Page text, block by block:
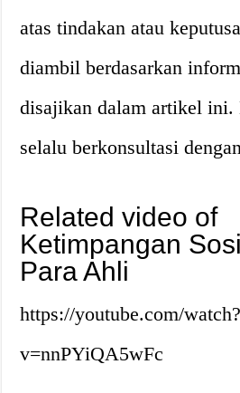
atas tindakan atau
diambil berdasarkan
disajikan dalam artikel
selalu berkonsultasi
Related video of
Ketimpangan
Para Ahli
https://youtube.com/watch?
v=nnPYiQA5wFc